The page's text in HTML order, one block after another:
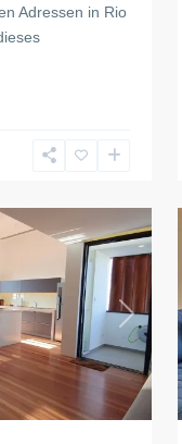
Adressen in Rio
Next